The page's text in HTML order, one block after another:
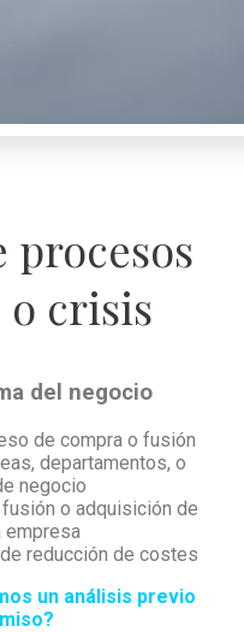
o crisis
del negocio
de compra o fusión
departamentos, o
negocio
o adquisición de
empresa
reducción de costes
un análisis previo